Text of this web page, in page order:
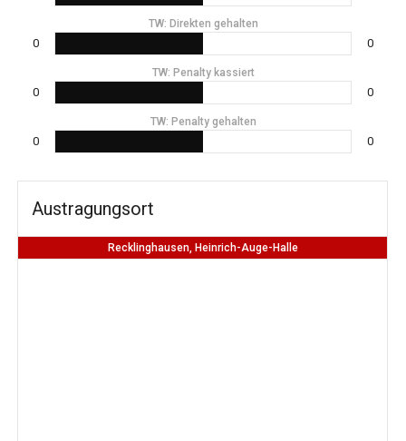
TW: Direkten gehalten
0 0
TW: Penalty kassiert
0 0
TW: Penalty gehalten
0 0
Austragungsort
Recklinghausen, Heinrich-Auge-Halle